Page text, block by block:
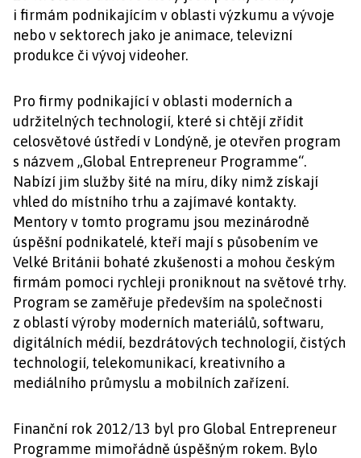
i firmám podnikajícím v oblasti výzkumu a vývoje
nebo v sektorech jako je animace, televizní
produkce či vývoj videoher.
Pro firmy podnikající v oblasti moderních a
udržitelných technologií, které si chtějí zřídit
celosvětové ústředí v Londýně, je otevřen program
s názvem „Global Entrepreneur Programme“.
Nabízí jim služby šité na míru, díky nimž získají
vhled do místního trhu a zajímavé kontakty.
Mentory v tomto programu jsou mezinárodně
úspěšní podnikatelé, kteří mají s působením ve
Velké Británii bohaté zkušenosti a mohou českým
firmám pomoci rychleji proniknout na světové trhy.
Program se zaměřuje především na společnosti
z oblastí výroby moderních materiálů, softwaru,
digitálních médií, bezdrátových technologií, čistých
technologií, telekomunikací, kreativního a
mediálního průmyslu a mobilních zařízení.
Finanční rok 2012/13 byl pro Global Entrepreneur
Programme mimořádně úspěšným rokem. Bylo